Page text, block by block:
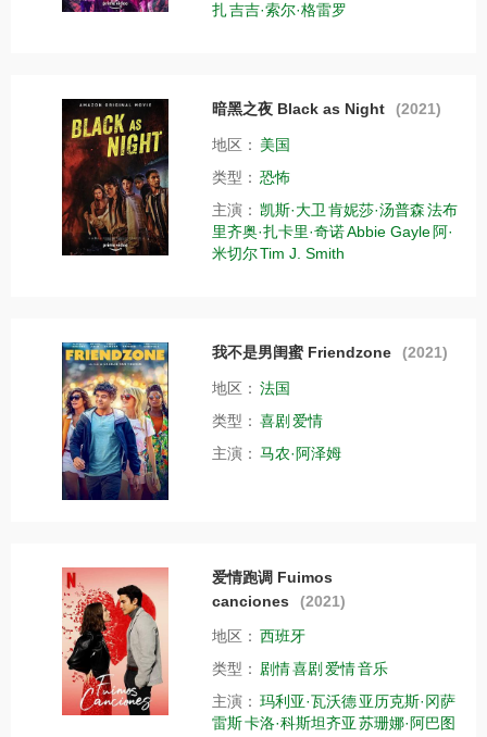
扎吉吉·索尔·格雷罗
暗黑之夜 Black as Night (2021)
地区： 美国
类型： 恐怖
主演： 凯斯·大卫 肯妮莎·汤普森法布
里齐奥·扎卡里·奇诺Abbie Gayle 阿·
米切尔Tim J. Smith
我不是男闺蜜 Friendzone (2021)
地区： 法国
类型： 喜剧 爱情
主演： 马农·阿泽姆
爱情跑调 Fuimos
canciones
(2021)
地区： 西班牙
类型： 剧情喜剧 爱情音乐
主演： 玛利亚·瓦沃德亚历克斯·冈萨
雷斯卡洛·科斯坦齐亚苏珊娜·阿巴图